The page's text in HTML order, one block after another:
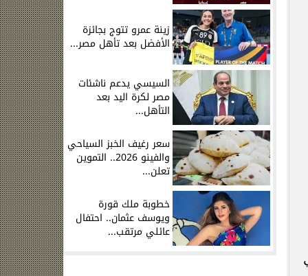
زينة عمرو تتوج بجائزة
الأفضل بعد تأهل مصر...
السيسي يدعم ناشئات
مصر لكرة اليد بعد
التأهل...
سعر رغيف الخبز السياحي
والفينو 2026.. التموين
تعلن...
خطوبة ملك قورة
ويوسف عثمان.. احتفال
عائلي مرتقب...